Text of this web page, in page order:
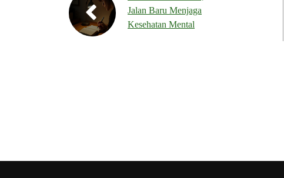
Jalan Baru Menjaga
Kesehatan Mental